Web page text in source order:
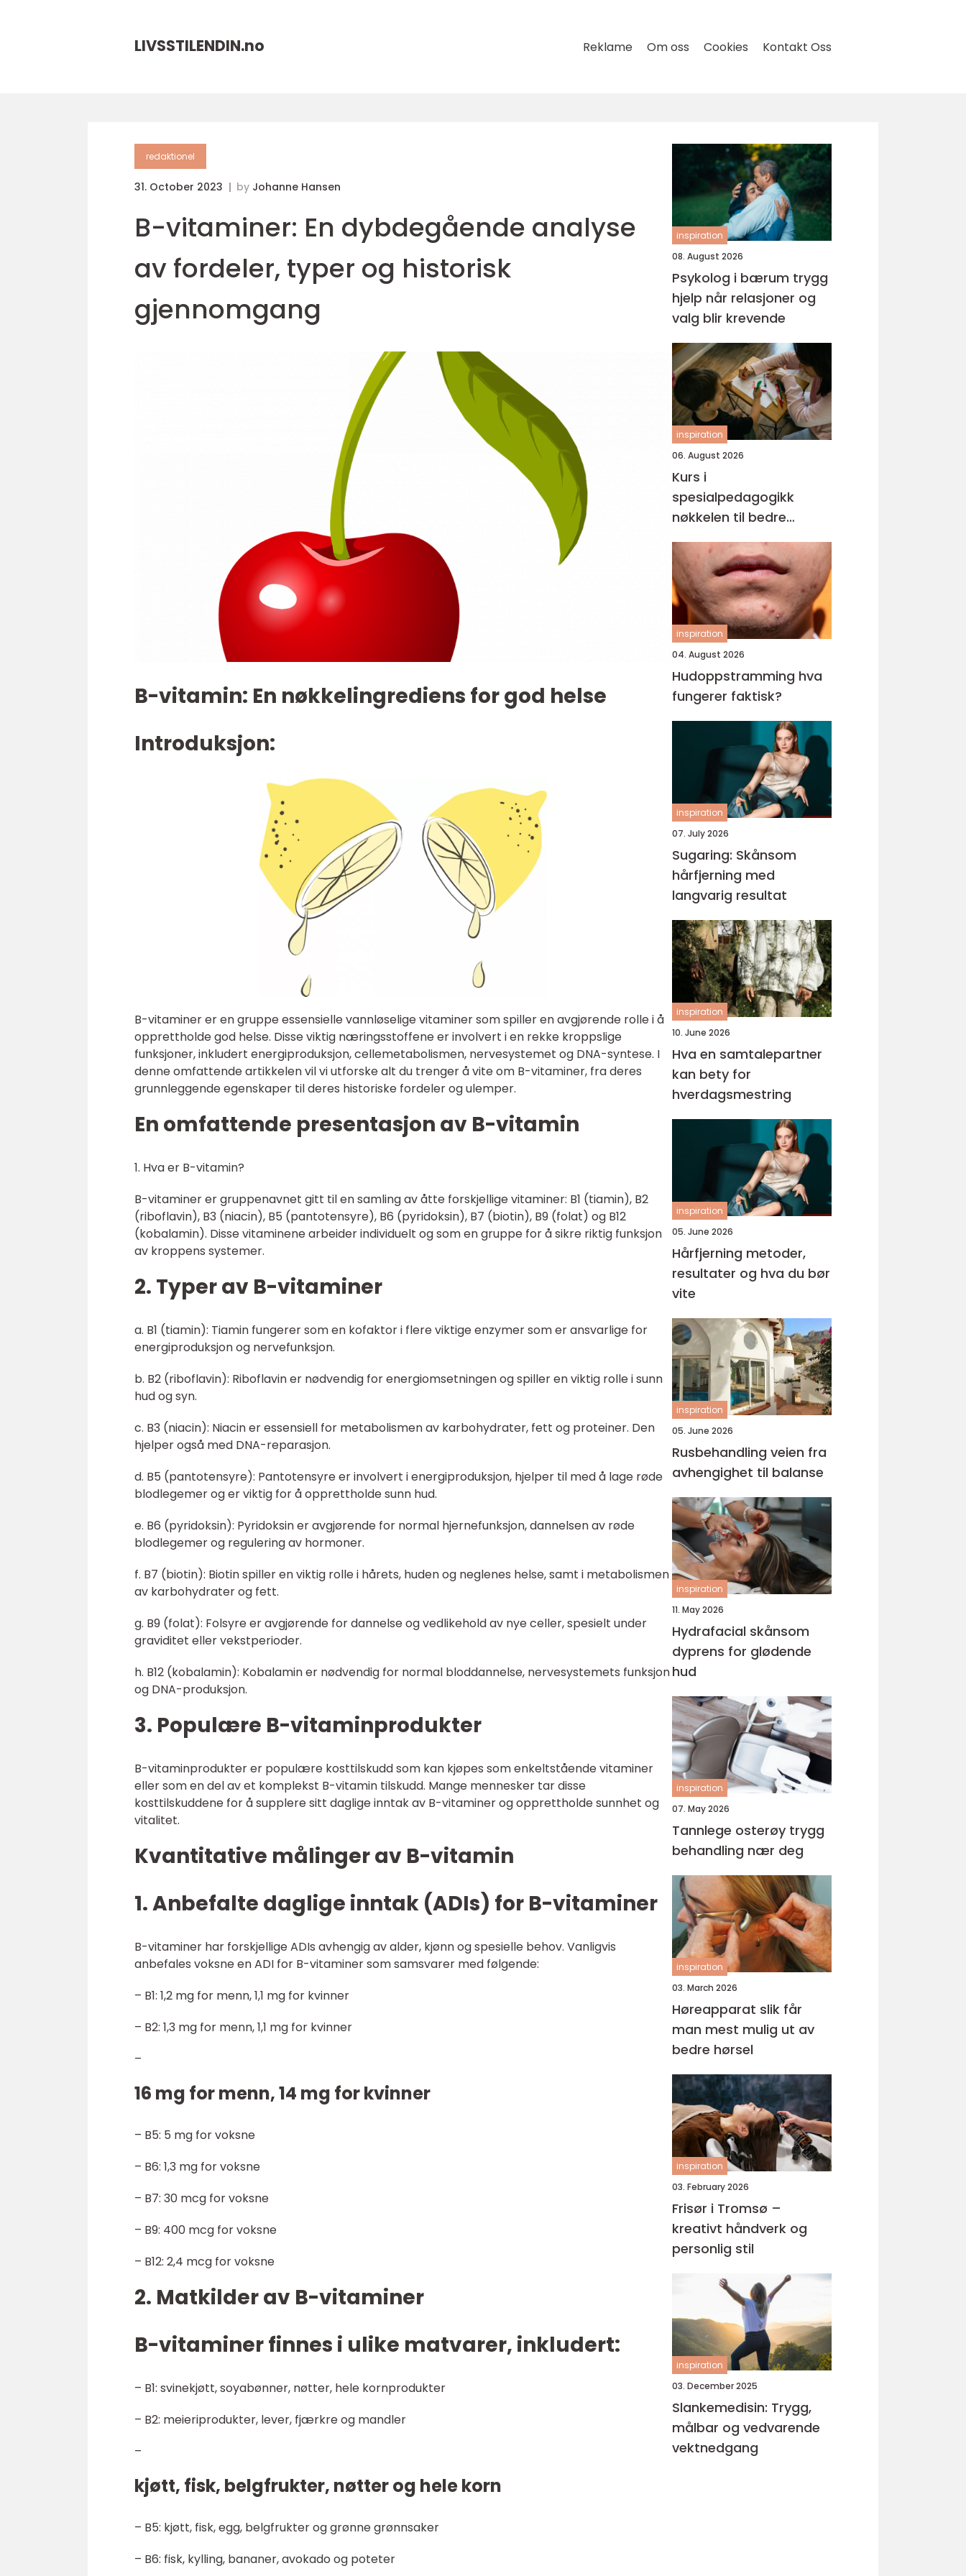
LIVSSTILENDIN.no Reklame Om oss Cookies Kontakt Oss
redaktionel
31. October 2023 by Johanne Hansen
B-vitaminer: En dybdegående analyse
av fordeler, typer og historisk
gjennomgang
B-vitamin: En nøkkelingrediens for god helse
Introduksjon:
B-vitaminer er en gruppe essensielle vannløselige vitaminer som spiller en avgjørende rolle i å
opprettholde god helse. Disse viktig næringsstoffene er involvert i en rekke kroppslige
funksjoner, inkludert energiproduksjon, cellemetabolismen, nervesystemet og DNA-syntese. I
denne omfattende artikkelen vil vi utforske alt du trenger å vite om B-vitaminer, fra deres
grunnleggende egenskaper til deres historiske fordeler og ulemper.
En omfattende presentasjon av B-vitamin
1. Hva er B-vitamin?
B-vitaminer er gruppenavnet gitt til en samling av åtte forskjellige vitaminer: B1 (tiamin), B2
(riboflavin), B3 (niacin), B5 (pantotensyre), B6 (pyridoksin), B7 (biotin), B9 (folat) og B12
(kobalamin). Disse vitaminene arbeider individuelt og som en gruppe for å sikre riktig funksjon
av kroppens systemer.
2. Typer av B-vitaminer
a. B1 (tiamin): Tiamin fungerer som en kofaktor i flere viktige enzymer som er ansvarlige for
energiproduksjon og nervefunksjon.
b. B2 (riboflavin): Riboflavin er nødvendig for energiomsetningen og spiller en viktig rolle i sunn
hud og syn.
c. B3 (niacin): Niacin er essensiell for metabolismen av karbohydrater, fett og proteiner. Den
hjelper også med DNA-reparasjon.
d. B5 (pantotensyre): Pantotensyre er involvert i energiproduksjon, hjelper til med å lage røde
blodlegemer og er viktig for å opprettholde sunn hud.
e. B6 (pyridoksin): Pyridoksin er avgjørende for normal hjernefunksjon, dannelsen av røde
blodlegemer og regulering av hormoner.
f. B7 (biotin): Biotin spiller en viktig rolle i hårets, huden og neglenes helse, samt i metabolismen
av karbohydrater og fett.
g. B9 (folat): Folsyre er avgjørende for dannelse og vedlikehold av nye celler, spesielt under
graviditet eller vekstperioder.
h. B12 (kobalamin): Kobalamin er nødvendig for normal bloddannelse, nervesystemets funksjon
og DNA-produksjon.
3. Populære B-vitaminprodukter
B-vitaminprodukter er populære kosttilskudd som kan kjøpes som enkeltstående vitaminer
eller som en del av et komplekst B-vitamin tilskudd. Mange mennesker tar disse
kosttilskuddene for å supplere sitt daglige inntak av B-vitaminer og opprettholde sunnhet og
vitalitet.
Kvantitative målinger av B-vitamin
1. Anbefalte daglige inntak (ADIs) for B-vitaminer
B-vitaminer har forskjellige ADIs avhengig av alder, kjønn og spesielle behov. Vanligvis
anbefales voksne en ADI for B-vitaminer som samsvarer med følgende:
– B1: 1,2 mg for menn, 1,1 mg for kvinner
– B2: 1,3 mg for menn, 1,1 mg for kvinner
–
16 mg for menn, 14 mg for kvinner
– B5: 5 mg for voksne
– B6: 1,3 mg for voksne
– B7: 30 mcg for voksne
– B9: 400 mcg for voksne
– B12: 2,4 mcg for voksne
2. Matkilder av B-vitaminer
B-vitaminer finnes i ulike matvarer, inkludert:
– B1: svinekjøtt, soyabønner, nøtter, hele kornprodukter
– B2: meieriprodukter, lever, fjærkre og mandler
–
kjøtt, fisk, belgfrukter, nøtter og hele korn
– B5: kjøtt, fisk, egg, belgfrukter og grønne grønnsaker
– B6: fisk, kylling, bananer, avokado og poteter
inspiration
08. August 2026
Psykolog i bærum trygg
hjelp når relasjoner og
valg blir krevende
inspiration
06. August 2026
Kurs i
spesialpedagogikk
nøkkelen til bedre
tilrettelegging for barn
og unge
inspiration
04. August 2026
Hudoppstramming hva
fungerer faktisk?
inspiration
07. July 2026
Sugaring: Skånsom
hårfjerning med
langvarig resultat
inspiration
10. June 2026
Hva en samtalepartner
kan bety for
hverdagsmestring
inspiration
05. June 2026
Hårfjerning metoder,
resultater og hva du bør
vite
inspiration
05. June 2026
Rusbehandling veien fra
avhengighet til balanse
inspiration
11. May 2026
Hydrafacial skånsom
dyprens for glødende
hud
inspiration
07. May 2026
Tannlege osterøy trygg
behandling nær deg
inspiration
03. March 2026
Høreapparat slik får
man mest mulig ut av
bedre hørsel
inspiration
03. February 2026
Frisør i Tromsø –
kreativt håndverk og
personlig stil
inspiration
03. December 2025
Slankemedisin: Trygg,
målbar og vedvarende
vektnedgang